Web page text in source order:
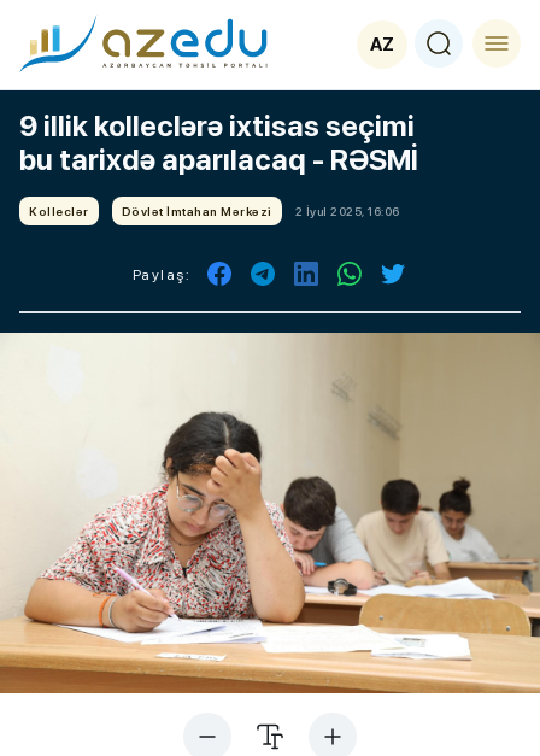
AZ
9 illik kolleclərə ixtisas seçimi
bu tarixdə aparılacaq - RƏSMİ
Kolleclər Dövlət İmtahan Mərkəzi 2 İyul 2025, 16:06
Paylaş: